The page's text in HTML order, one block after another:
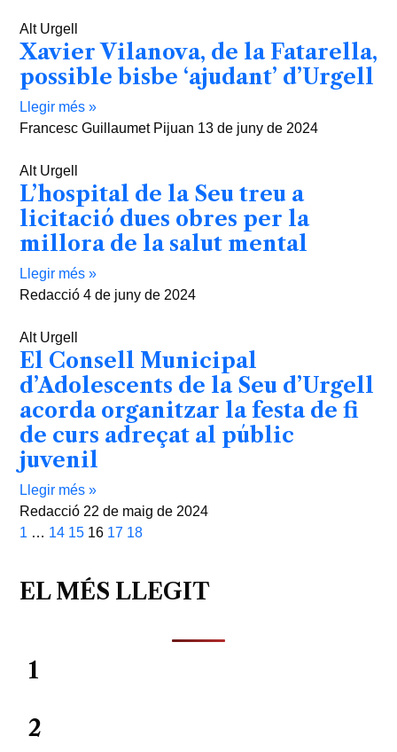
Alt Urgell
Xavier Vilanova, de la Fatarella,
possible bisbe ‘ajudant’ d’Urgell
Llegir més »
Francesc Guillaumet Pijuan 13 de juny de 2024
Alt Urgell
L’hospital de la Seu treu a
licitació dues obres per la
millora de la salut mental
Llegir més »
Redacció 4 de juny de 2024
Alt Urgell
El Consell Municipal
d’Adolescents de la Seu d’Urgell
acorda organitzar la festa de fi
de curs adreçat al públic
juvenil
Llegir més »
Redacció 22 de maig de 2024
1 … 14 15 16 17 18
EL MÉS LLEGIT
1
2